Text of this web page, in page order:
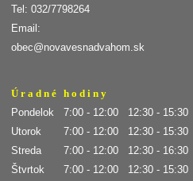
Tel: 032/7798264
Email:
obec@novavesnadvahom.sk
Ú r a d n é h o d i n y
Pondelok 7:00 - 12:00 12:30 - 15:30
Utorok 7:00 - 12:00 12:30 - 15:30
Streda 7:00 - 12:00 12:30 - 16:30
Štvrtok 7:00 - 12:00 12:30 - 15:30